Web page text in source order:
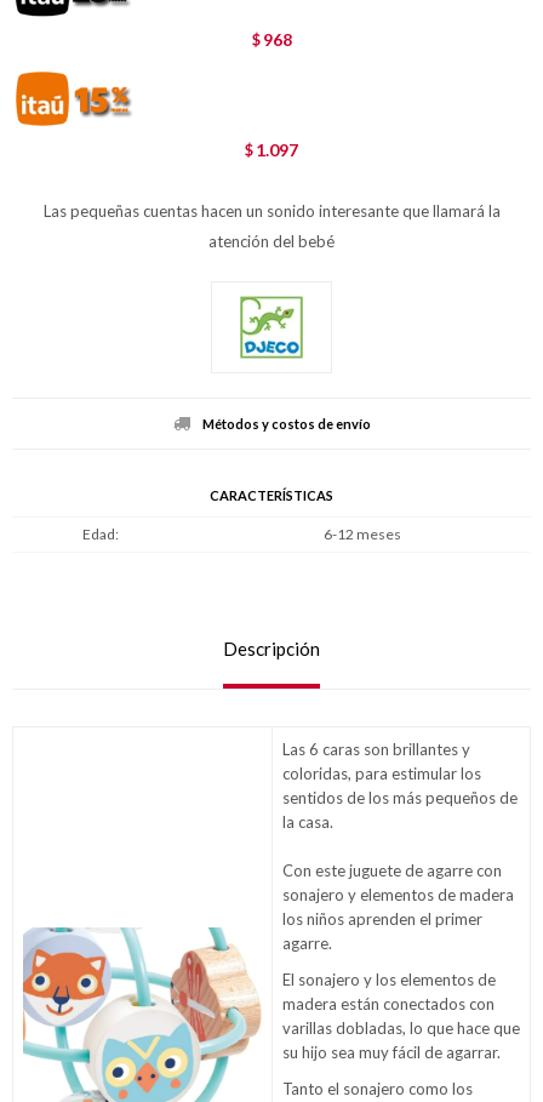
$ 968
$ 1.097
Las pequeñas cuentas hacen un sonido interesante que llamará la
atención del bebé
Métodos y costos de envío
CARACTERÍSTICAS
Edad 6-12 meses
Descripción
Las 6 caras son brillantes y
coloridas, para estimular los
sentidos de los más pequeños de
la casa.
Con este juguete de agarre con
sonajero y elementos de madera
los niños aprenden el primer
agarre.
El sonajero y los elementos de
madera están conectados con
varillas dobladas, lo que hace que
su hijo sea muy fácil de agarrar.
Tanto el sonajero como los